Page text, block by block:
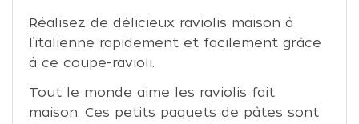
Réalisez de délicieux raviolis maison à
l’italienne rapidement et facilement grâce
à ce coupe-ravioli.
Tout le monde aime les raviolis fait
maison. Ces petits paquets de pâtes sont